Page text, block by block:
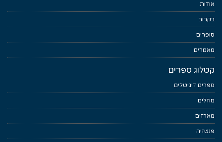
אודות
בקרוב
סופרים
מאמרים
קטלוג ספרים
ספרים דיגיטלים
מוזלים
מארזים
פנטזיה